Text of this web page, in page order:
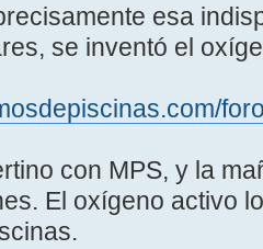
esa
se inventó el
con MPS, y la
El oxígeno activo